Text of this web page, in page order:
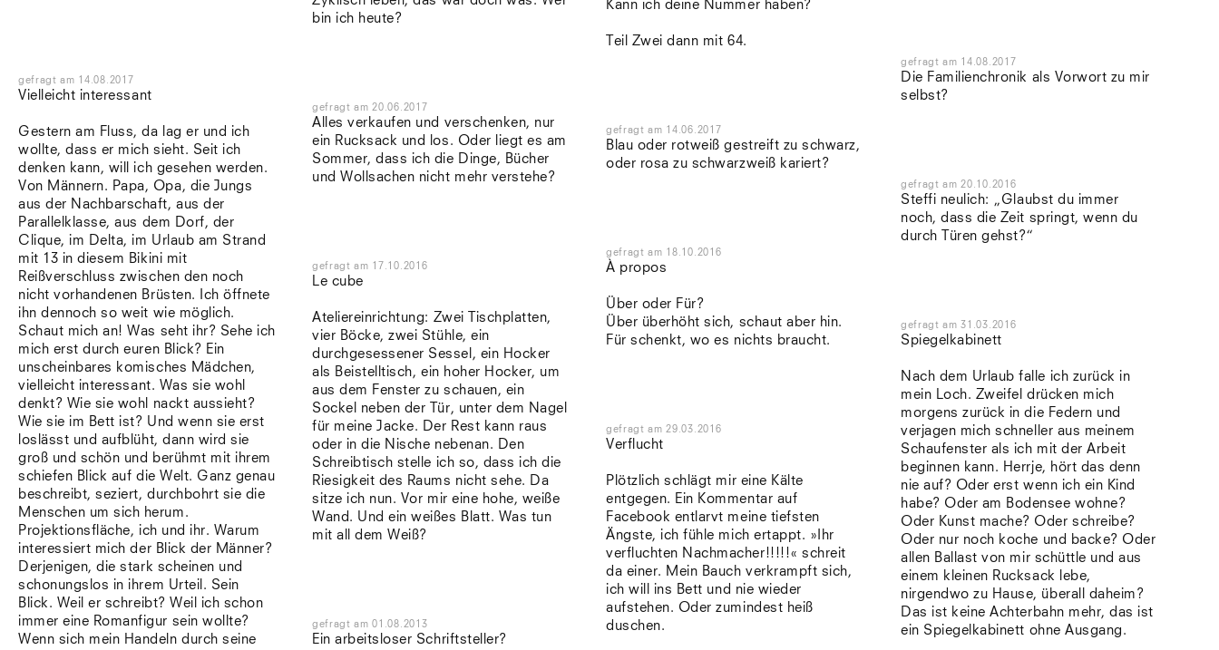
Kann ich deine Nummer haben?
Teil Zwei dann mit 64.
bin ich heute?
Die Familienchronik als Vorwort zu mir
selbst?
gefragt am 14.08.2017
Vielleicht interessant
Gestern am Fluss, da lag er und ich
wollte, dass er mich sieht. Seit ich
denken kann, will ich gesehen werden.
Von Männern. Papa, Opa, die Jungs
aus der Nachbarschaft, aus der
Parallelklasse, aus dem Dorf, der
Clique, im Delta, im Urlaub am Strand
mit 13 in diesem Bikini mit
Reißverschluss zwischen den noch
nicht vorhandenen Brüsten. Ich öffnete
ihn dennoch so weit wie möglich.
Schaut mich an! Was seht ihr? Sehe ich
mich erst durch euren Blick? Ein
unscheinbares komisches Mädchen,
vielleicht interessant. Was sie wohl
denkt? Wie sie wohl nackt aussieht?
Wie sie im Bett ist? Und wenn sie erst
loslässt und aufblüht, dann wird sie
groß und schön und berühmt mit ihrem
schiefen Blick auf die Welt. Ganz genau
beschreibt, seziert, durchbohrt sie die
Menschen um sich herum.
Projektionsfläche, ich und ihr. Warum
interessiert mich der Blick der Männer?
Derjenigen, die stark scheinen und
schonungslos in ihrem Urteil. Sein
Blick. Weil er schreibt? Weil ich schon
immer eine Romanfigur sein wollte?
Wenn sich mein Handeln durch seine
gefragt am 14.08.2017
Alles verkaufen und verschenken, nur
ein Rucksack und los. Oder liegt es am
Sommer, dass ich die Dinge, Bücher
und Wollsachen nicht mehr verstehe?
gefragt am20.06.2017
Blau oder rotweiß gestreift zu schwarz,
oder rosa zu schwarzweiß kariert?
gefragt am 14.06.2017
Steffi neulich: „Glaubst du immer
noch, dass die Zeit springt, wenn du
durch Türen gehst?“
gefragt am20.10.2016
À propos
Über oder Für?
Über überhöht sich, schaut aber hin.
Für schenkt, wo es nichts braucht.
gefragt am 18.10.2016
Le cube
Ateliereinrichtung: Zwei Tischplatten,
vier Böcke, zwei Stühle, ein
durchgesessener Sessel, ein Hocker
als Beistelltisch, ein hoher Hocker, um
aus dem Fenster zu schauen, ein
Sockel neben der Tür, unter dem Nagel
für meine Jacke. Der Rest kann raus
oder in die Nische nebenan. Den
Schreibtisch stelle ich so, dass ich die
Riesigkeit des Raums nicht sehe. Da
sitze ich nun. Vor mir eine hohe, weiße
Wand. Und ein weißes Blatt. Was tun
mit all dem Weiß?
gefragt am 17.10.2016
Spiegelkabinett
Nach dem Urlaub falle ich zurück in
mein Loch. Zweifel drücken mich
morgens zurück in die Federn und
verjagen mich schneller aus meinem
Schaufenster als ich mit der Arbeit
beginnen kann. Herrje, hört das denn
nie auf? Oder erst wenn ich ein Kind
habe? Oder am Bodensee wohne?
Oder Kunst mache? Oder schreibe?
Oder nur noch koche und backe? Oder
allen Ballast von mir schüttle und aus
einem kleinen Rucksack lebe,
nirgendwo zu Hause, überall daheim?
Das ist keine Achterbahn mehr, das ist
ein Spiegelkabinett ohne Ausgang.
gefragt am31.03.2016
Verflucht
Plötzlich schlägt mir eine Kälte
entgegen. Ein Kommentar auf
Facebook entlarvt meine tiefsten
Ängste, ich fühle mich ertappt. »Ihr
verfluchten Nachmacher!!!!!« schreit
da einer. Mein Bauch verkrampft sich,
ich will ins Bett und nie wieder
aufstehen. Oder zumindest heiß
duschen.
gefragt am29.03.2016
Ein arbeitsloser Schriftsteller?
gefragt am01.08.2013